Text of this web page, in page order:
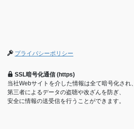
プライバシーポリシー
SSL暗号化通信 (https)
当社Webサイトを介した情報は全て暗号化され、
第三者によるデータの盗聴や改ざんを防ぎ、
安全に情報の送受信を行うことができます。